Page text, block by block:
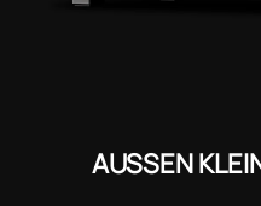
AUSSEN